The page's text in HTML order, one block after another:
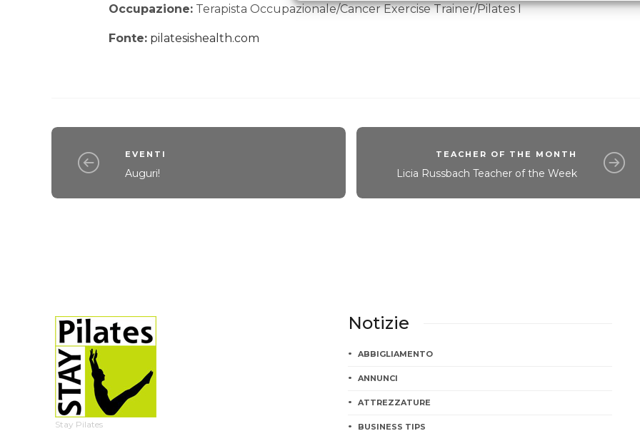
Occupazione: Terapista Occupazionale/Cancer Exercise Trainer/Pilates I
Fonte: pilatesishealth.com
EVENTI
Auguri!
TEACHER OF THE MONTH
Licia Russbach Teacher of the Week
Stay Pilates
Notizie
ABBIGLIAMENTO
ANNUNCI
ATTREZZATURE
BUSINESS TIPS